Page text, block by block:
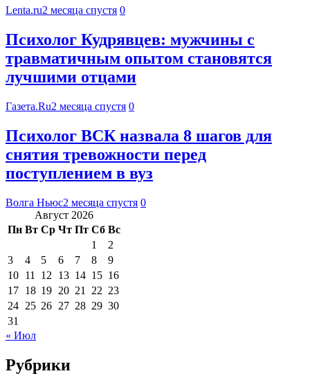
Lenta.ru2 месяца спустя 0
Психолог Кудрявцев: мужчины с
травматичным опытом становятся
лучшими отцами
Газета.Ru2 месяца спустя 0
Психолог ВСК назвала 8 шагов для
снятия тревожности перед
поступлением в вуз
Волга Ньюс2 месяца спустя 0
Август 2026
Пн Вт Ср Чт Пт Сб Вс
1
2
3
4 5 6 7 8
9
10 11 12 13 14 15 16
17 18 19 20 21 22 23
24 25 26 27 28 29 30
31
« Июл
Рубрики